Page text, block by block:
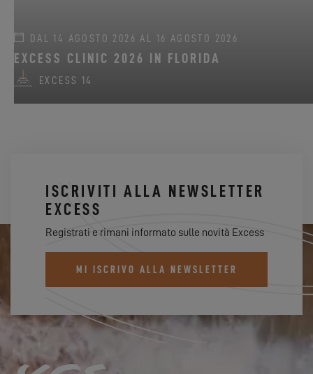
DAL 14 AGOSTO 2026 AL 16 AGOSTO 2026
EXCESS CLINIC 2026 IN FLORIDA
EXCESS 14
ISCRIVITI ALLA NEWSLETTER
EXCESS
Registrati e rimani informato sulle novità Excess
MI ISCRIVO ALLA NEWSLETTER